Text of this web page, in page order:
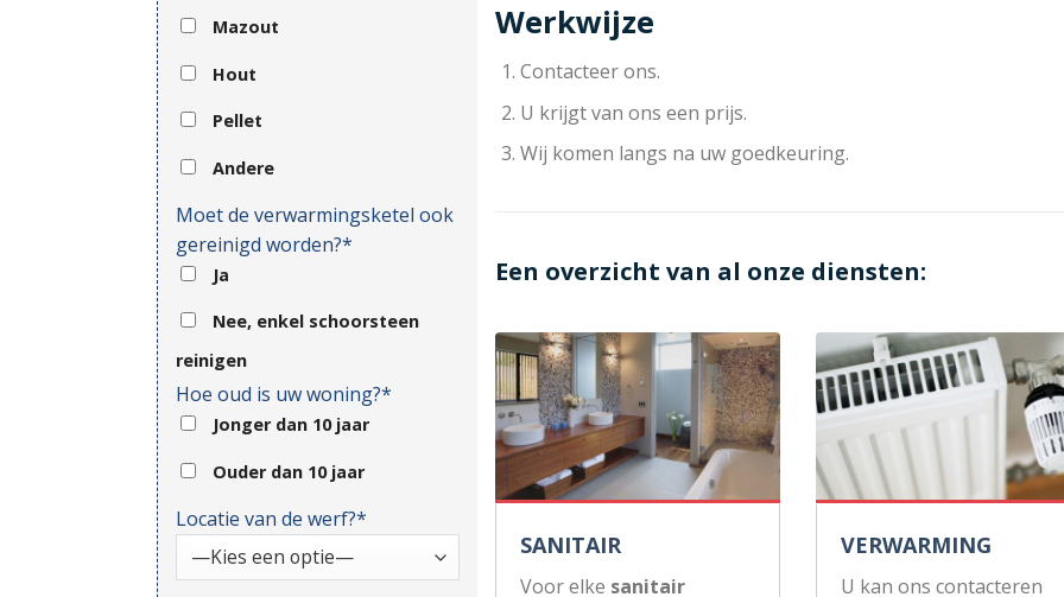
Mazout
Hout
Pellet
Andere
Moet de verwarmingsketel ook
gereinigd worden?*
Ja
Nee, enkel schoorsteen
reinigen
Hoe oud is uw woning?*
Jonger dan 10 jaar
Ouder dan 10 jaar
Locatie van de werf?*
Werkwijze
Contacteer ons.
U krijgt van ons een prijs.
Wij komen langs na uw goedkeuring.
Een overzicht van al onze diensten:
SANITAIR
Voor elke sanitair
VERWARMING
U kan ons contacteren